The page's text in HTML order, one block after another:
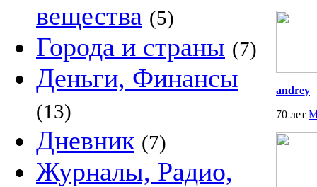
вещества (5)
Города и страны (7)
Деньги, Финансы
(13)
Дневник (7)
Журналы, Радио,
andrey
70 лет